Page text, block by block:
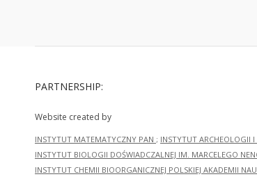
PARTNERSHIP:
Website created by
INSTYTUT MATEMATYCZNY PAN ; INSTYTUT ARCHEOLOGII
INSTYTUT BIOLOGII DOŚWIADCZALNEJ IM. MARCELEGO
INSTYTUT CHEMII BIOORGANICZNEJ POLSKIEJ AKADEMII